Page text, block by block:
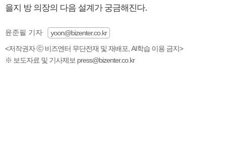
을지 방 의장의 다음 설계가 궁금해진다.
윤준필 기자
yoon@bizenter.co.kr
<저작권자 ⓒ 비즈엔터 무단전재 및 재배포, AI학습 이용 금지>
※ 보도자료 및 기사제보 press@bizenter.co.kr